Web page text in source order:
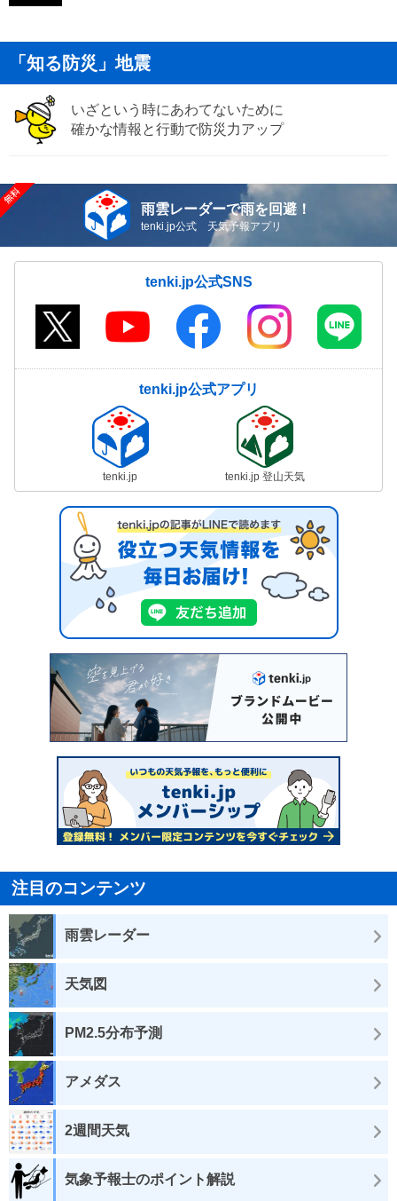
「知る防災」地震
いざという時にあわてないために
確かな情報と行動で防災力アップ
雨雲レーダーで雨を回避！
tenki.jp公式 天気予報アプリ
tenki.jp公式SNS
tenki.jp公式アプリ
tenki.jp tenki.jp 登山天気
注目のコンテンツ
雨雲レーダー
天気図
PM2.5分布予測
アメダス
2週間天気
気象予報士のポイント解説